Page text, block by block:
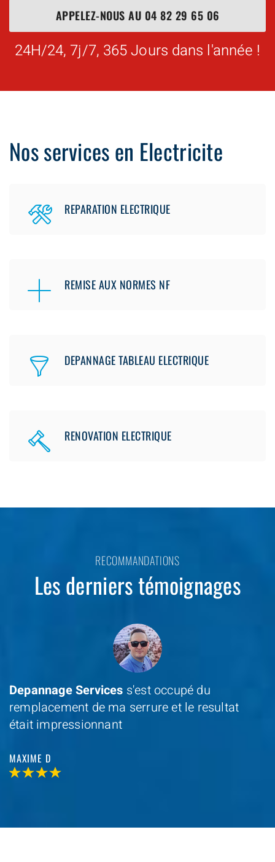
APPELEZ-NOUS AU 04 82 29 65 06
24H/24, 7j/7, 365 Jours dans l'année !
Nos services en Electricite
REPARATION ELECTRIQUE
REMISE AUX NORMES NF
DEPANNAGE TABLEAU ELECTRIQUE
RENOVATION ELECTRIQUE
RECOMMANDATIONS
Les derniers témoignages
Depannage Services s'est occupé du
remplacement de ma serrure et le resultat
était impressionnant
MAXIME D